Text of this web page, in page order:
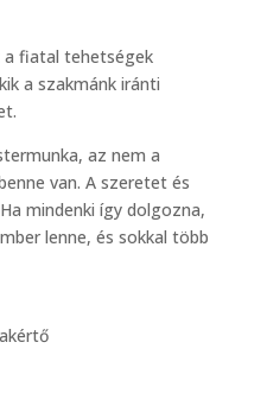
a fiatal tehetségek
a szakmánk iránti
az nem a
van. A szeretet és
mindenki így dolgozna,
lenne, és sokkal több